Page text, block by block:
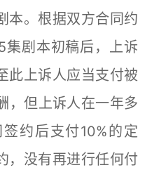
本。根据双方合同约
集剧本初稿后，上诉
此上诉人应当支付被
，但上诉人在一年多
约后支付10%的定
，没有再进行任何付